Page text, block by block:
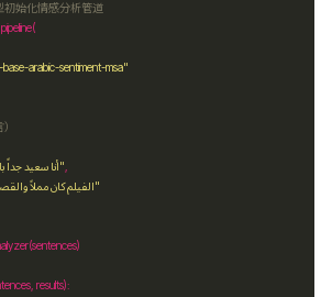
初始化情感分析管道
arabic-sentiment-msa"
"أنا سعيد جداً باستخدام هذا المنتج الرائع"
"الفيلم كان مملاً والقصة غير مترابطة على الإطلاق"